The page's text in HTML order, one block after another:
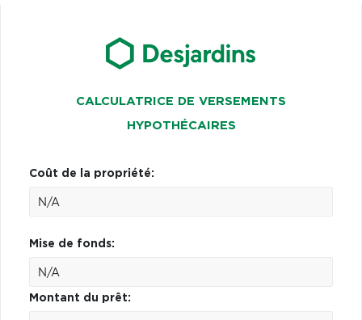
CALCULATRICE DE VERSEMENTS
HYPOTHÉCAIRES
Coût de la propriété:
Mise de fonds:
Montant du prêt: